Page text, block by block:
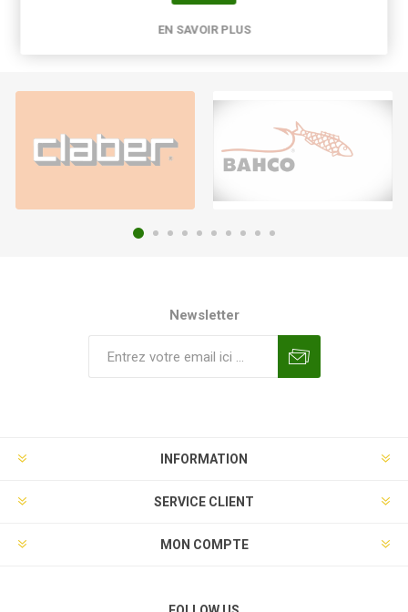
Newsletter
INFORMATION
SERVICE CLIENT
MON COMPTE
EN SAVOIR PLUS